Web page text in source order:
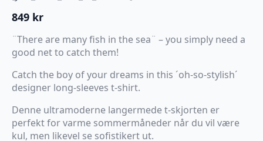
849 kr
¨There are many fish in the sea¨ – you simply need a
good net to catch them!
Catch the boy of your dreams in this ´oh-so-stylish´
designer long-sleeves t-shirt.
Denne ultramoderne langermede t-skjorten er
perfekt for varme sommermåneder når du vil være
kul, men likevel se sofistikert ut.